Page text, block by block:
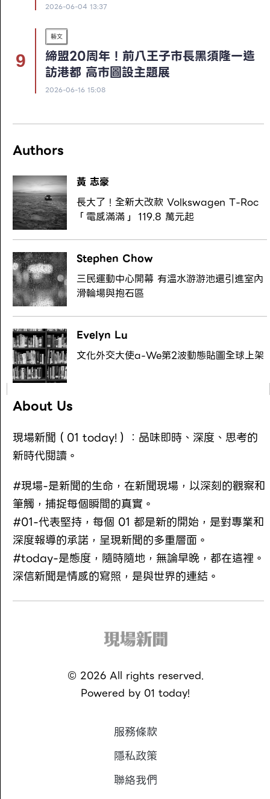
2026-06-04 13:37
藝文
締盟20周年！前八王子市長黑須隆一造
訪港都 高市圖設主題展
2026-06-16 15:08
Authors
黃 志豪
長大了！全新大改款 Volkswagen T-Roc
「電感滿滿」 119.8 萬元起
Stephen Chow
三民運動中心開幕 有溫水游游池還引進室內
滑輪場與抱石區
Evelyn Lu
文化外交大使a-We第2波動態貼圖全球上架
About Us
現場新聞（01 today!）：品味即時、深度、思考的
新時代閱讀。
#現場-是新聞的生命，在新聞現場，以深刻的觀察和
筆觸，捕捉每個瞬間的真實。
#01-代表堅持，每個 01 都是新的開始，是對專業和
深度報導的承諾，呈現新聞的多重層面。
#today-是態度，隨時隨地，無論早晚，都在這裡。
深信新聞是情感的寫照，是與世界的連結。
© 2026All rights reserved.
Powered by 01 today!
服務條款
隱私政策
聯絡我們